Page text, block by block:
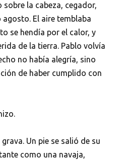
sobre la cabeza, cegador,
El aire temblaba
se hendía por el calor, y
de la tierra. Pablo volvía
no había alegría, sino
de haber cumplido con
Un pie se salió de su
como una navaja,